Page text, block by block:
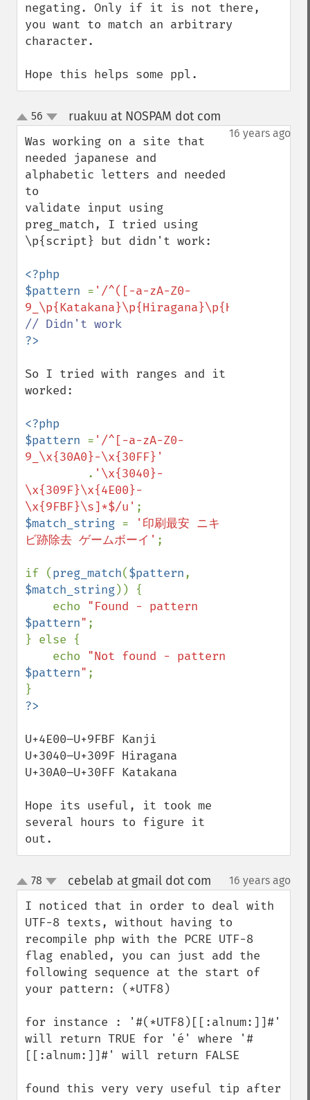
negating. Only if it is not there,
you want to match an arbitrary
character.
Hope this helps some ppl.
up
down
56 ruakuu at NOSPAM dot com
16 years ago
Was working on a site that
needed japanese and
alphabetic letters and needed
to
validate input using
preg_match, I tried using
\p{script} but didn't work:
<?php
$pattern = '/^([-a-zA-Z0-
9_\p{Katakana}\p{Hiragana}\p{Han}]*)$/u'
So I tried with ranges and it
worked:
<?php
$pattern = '/^[-a-zA-Z0-
9_\x{30A0}-\x{30FF}'
. '\x{3040}-
\x{309F}\x{4E00}-
\x{9FBF}\s]*$/u'
$match_string =
'印刷最安 ニキ
ビ跡除去 ゲームボーイ' ;
if (preg_match($pattern
$match_string)) {
    echo
$pattern" ;
} else {
    echo
$pattern" ;
U+4E00–U+9FBF Kanji
U+3040–U+309F Hiragana
U+30A0–U+30FF Katakana
Hope its useful, it took me
several hours to figure it
out.
up
down
78 cebelab at gmail dot com 16 years ago
I noticed that in order to deal with
UTF-8 texts, without having to
recompile php with the PCRE UTF-8
flag enabled, you can just add the
following sequence at the start of
your pattern: (*UTF8)
for instance : '#(*UTF8)[[:alnum:]]#'
will return TRUE for 'é' where '#
[[:alnum:]]#' will return FALSE
found this very very useful tip after